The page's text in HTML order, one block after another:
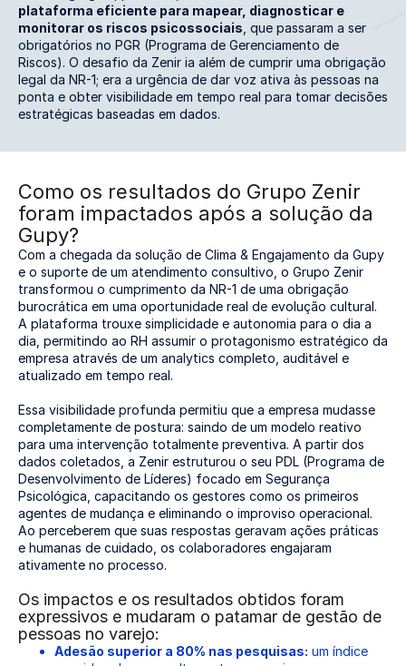
plataforma eficiente para mapear, diagnosticar e
monitorar os riscos psicossociais , que passaram a ser
obrigatórios no PGR (Programa de Gerenciamento de
Riscos). O desafio da Zenir ia além de cumprir uma obrigação
legal da NR-1; era a urgência de dar voz ativa às pessoas na
ponta e obter visibilidade em tempo real para tomar decisões
estratégicas baseadas em dados.
Como os resultados do Grupo Zenir
foram impactados após a solução da
Gupy?
Com a chegada da solução de Clima & Engajamento da Gupy
e o suporte de um atendimento consultivo, o Grupo Zenir
transformou o cumprimento da NR-1 de uma obrigação
burocrática em uma oportunidade real de evolução cultural.
A plataforma trouxe simplicidade e autonomia para o dia a
dia, permitindo ao RH assumir o protagonismo estratégico da
empresa através de um analytics completo, auditável e
atualizado em tempo real.
Essa visibilidade profunda permitiu que a empresa mudasse
completamente de postura: saindo de um modelo reativo
para uma intervenção totalmente preventiva. A partir dos
dados coletados, a Zenir estruturou o seu PDL (Programa de
Desenvolvimento de Líderes) focado em Segurança
Psicológica, capacitando os gestores como os primeiros
agentes de mudança e eliminando o improviso operacional.
Ao perceberem que suas respostas geravam ações práticas
e humanas de cuidado, os colaboradores engajaram
ativamente no processo.
Os impactos e os resultados obtidos foram
expressivos e mudaram o patamar de gestão de
pessoas no varejo:
Adesão superior a 80% nas pesquisas: um índice